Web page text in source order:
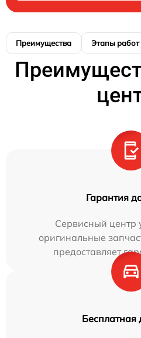
Преимущества Этапы работ
Гарантия
Сервисный центр
оригинальные
предоставляет
Бесплатная